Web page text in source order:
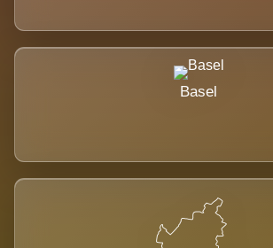
Basel